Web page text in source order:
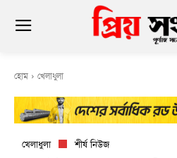
হোম খেলাধুলা
খেলাধুলা শীর্ষ নিউজ